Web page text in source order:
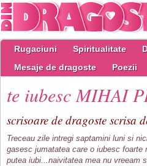
Rugaciuni Spiritualitate
Mesaje de dragoste
Poezii
te iubesc MIHAI
scrisoare de dragoste scrisa
Treceau zile intregi saptamini luni si
gasesc jumatatea care o iubesc
putea iubi...naivitatea mea nu vreeam